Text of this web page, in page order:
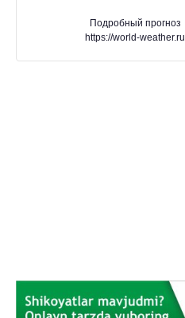
Подробный прогноз
https://world-weather.ru